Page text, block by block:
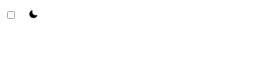
theme switcher